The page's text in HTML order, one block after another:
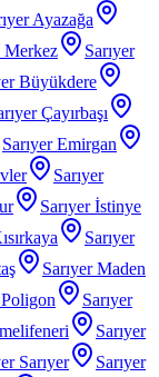
Ayazağa
Merkez
Sarıyer
Büyükdere
Çayırbaşı
Sarıyer Emirgan
Sarıyer
Sarıyer İstinye
Sarıyer
Sarıyer Maden
Poligon
Sarıyer
Sarıyer
Sarıyer
Sarıyer